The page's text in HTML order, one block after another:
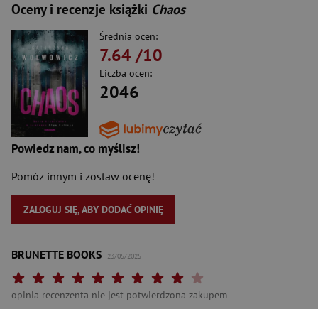
Oceny i recenzje książki Chaos
Średnia ocen:
7.64/10
Liczba ocen:
2046
Powiedz nam, co myślisz!
Pomóż innym i zostaw ocenę!
ZALOGUJ SIĘ, ABY DODAĆ OPINIĘ
BRUNETTE BOOKS 23/05/2025
Twoja ocena: Arcydzieło
Twoja ocena: Wybitna 9/10"
Twoja ocena: Rewelacyjna 8/10"
Twoja ocena: Bardzo dobra 7/10"
Twoja ocena: Dobra 6/10"
Twoja ocena: Przeciętna 5/10"
Twoja ocena: Może być 4/10"
Twoja ocena: Słaba 3/10"
Twoja ocena: Bardzo słaba 2/10"
Twoja ocena: Beznadziejna 1/10"
opinia recenzenta nie jest potwierdzona zakupem